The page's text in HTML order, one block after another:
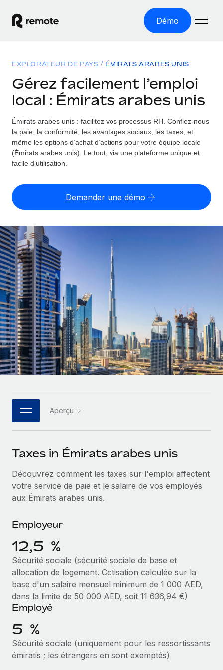
Démo
EMPLOI À L’INTERNATIONAL
Paie multipays
Gérez la paie facilement et en toute conformité
Employer of record
Développez-vous à l’international sans frais liés aux
Pilotage 360 des freelances
Gestion des freelances
Intégrez et gérez vos freelances partout dans le monde
PEO
Sous-traitez les opérations complexes liées à l’emploi
INFRASTRUCTURE
Intégration Remote
Intégrez vos RH aux flux de travail en toute simplicité
Plateforme
Des fonctions RH clés intégrées pour votre équipe
Connectez n'importe quel outil d’IA à Remote grâce à
notre MCP
Rationalisez vos processus avec des outils essentiels
SERVICES
l’international et la conformité
Contrôles d’antécédents
Simplifiez vos processus de présélection des
candidats
Remote Watchtower
Gardez un temps d’avance sur les risques en
Gestion des appareils
Achetez et suivez vos équipements informatiques
Solutions
COUVERTURE MONDIALE
Explorateur de pays
Toutes les informations sur l’emploi à l’international,
pays par pays
Explorateur des États-Unis (par État)
Simplifiez l’embauche à travers les différents États des
États-Unis
Comparer Remote
Examinez notre service par rapport aux autres
CROISSANCE
Start-ups
Des solutions agiles et internationales pour les RH et la
paie des entreprises en pleine croissance
Entreprises intermédiaires
Développez vos équipes avec des solutions RH sur
mesure
Les RH à l’international pour les grandes entreprises
TRAVAILLONS ENSEMBLE
Intégrez les RH à l’international de manière flexible
Devenir partenaire
Explorez avec nous vos opportunités de partenariat
l’IA
ÉTUDES DE CAS
Comment Weaviate, l'as de l'IA, a développé
ses effectifs de 120 % avec Remote
Weaviate en bref Weaviate crée des infrastructures open
source et AI-first. Sa mission est...
En savoir plus
Ressources
OUTILS & CALCULATEURS
Outil de calcul du risque de requalification de
Calculateur du coût des employés
pays
Calculateur de paiement des freelances
Découvrez les devises disponibles et les vitesses de
paiement pour vos freelances internationaux
APPRENDRE AVEC REMOTE
Recherche et guides
Études de cas
Glossaire RH
Descriptions de postes
Webinaires
Événements
Salle de presse
Données sur les salaires et les talents
Obtenir de l’aide
Voir toutes les ressources
BLOG
Paie multipays
Gestion des freelances
Tarification
Nederlands
Français
Deutsch
Español
Italiano
Português (Portugal)
한국어
Connexion
EXPLORATEUR DE PAYS ÉMIRATS ARABES UNIS
Gérez facilement l’emploi
local : Émirats arabes unis
Émirats arabes unis : facilitez vos processus RH. Confiez-nous
la paie, la conformité, les avantages sociaux, les taxes, et
même les options d’achat d’actions pour votre équipe locale
(Émirats arabes unis). Le tout, via une plateforme unique et
facile d’utilisation.
Demander une démo
Aperçu
Taxes in Émirats arabes unis
Découvrez comment les taxes sur l'emploi affectent
votre service de paie et le salaire de vos employés
aux Émirats arabes unis.
Employeur
12,5 %
Sécurité sociale (sécurité sociale de base et
allocation de logement. Cotisation calculée sur la
base d'un salaire mensuel minimum de 1 000 AED,
dans la limite de 50 000 AED, soit 11 636,94 €)
Employé
5 %
Sécurité sociale (uniquement pour les ressortissants
émiratis ; les étrangers en sont exemptés)